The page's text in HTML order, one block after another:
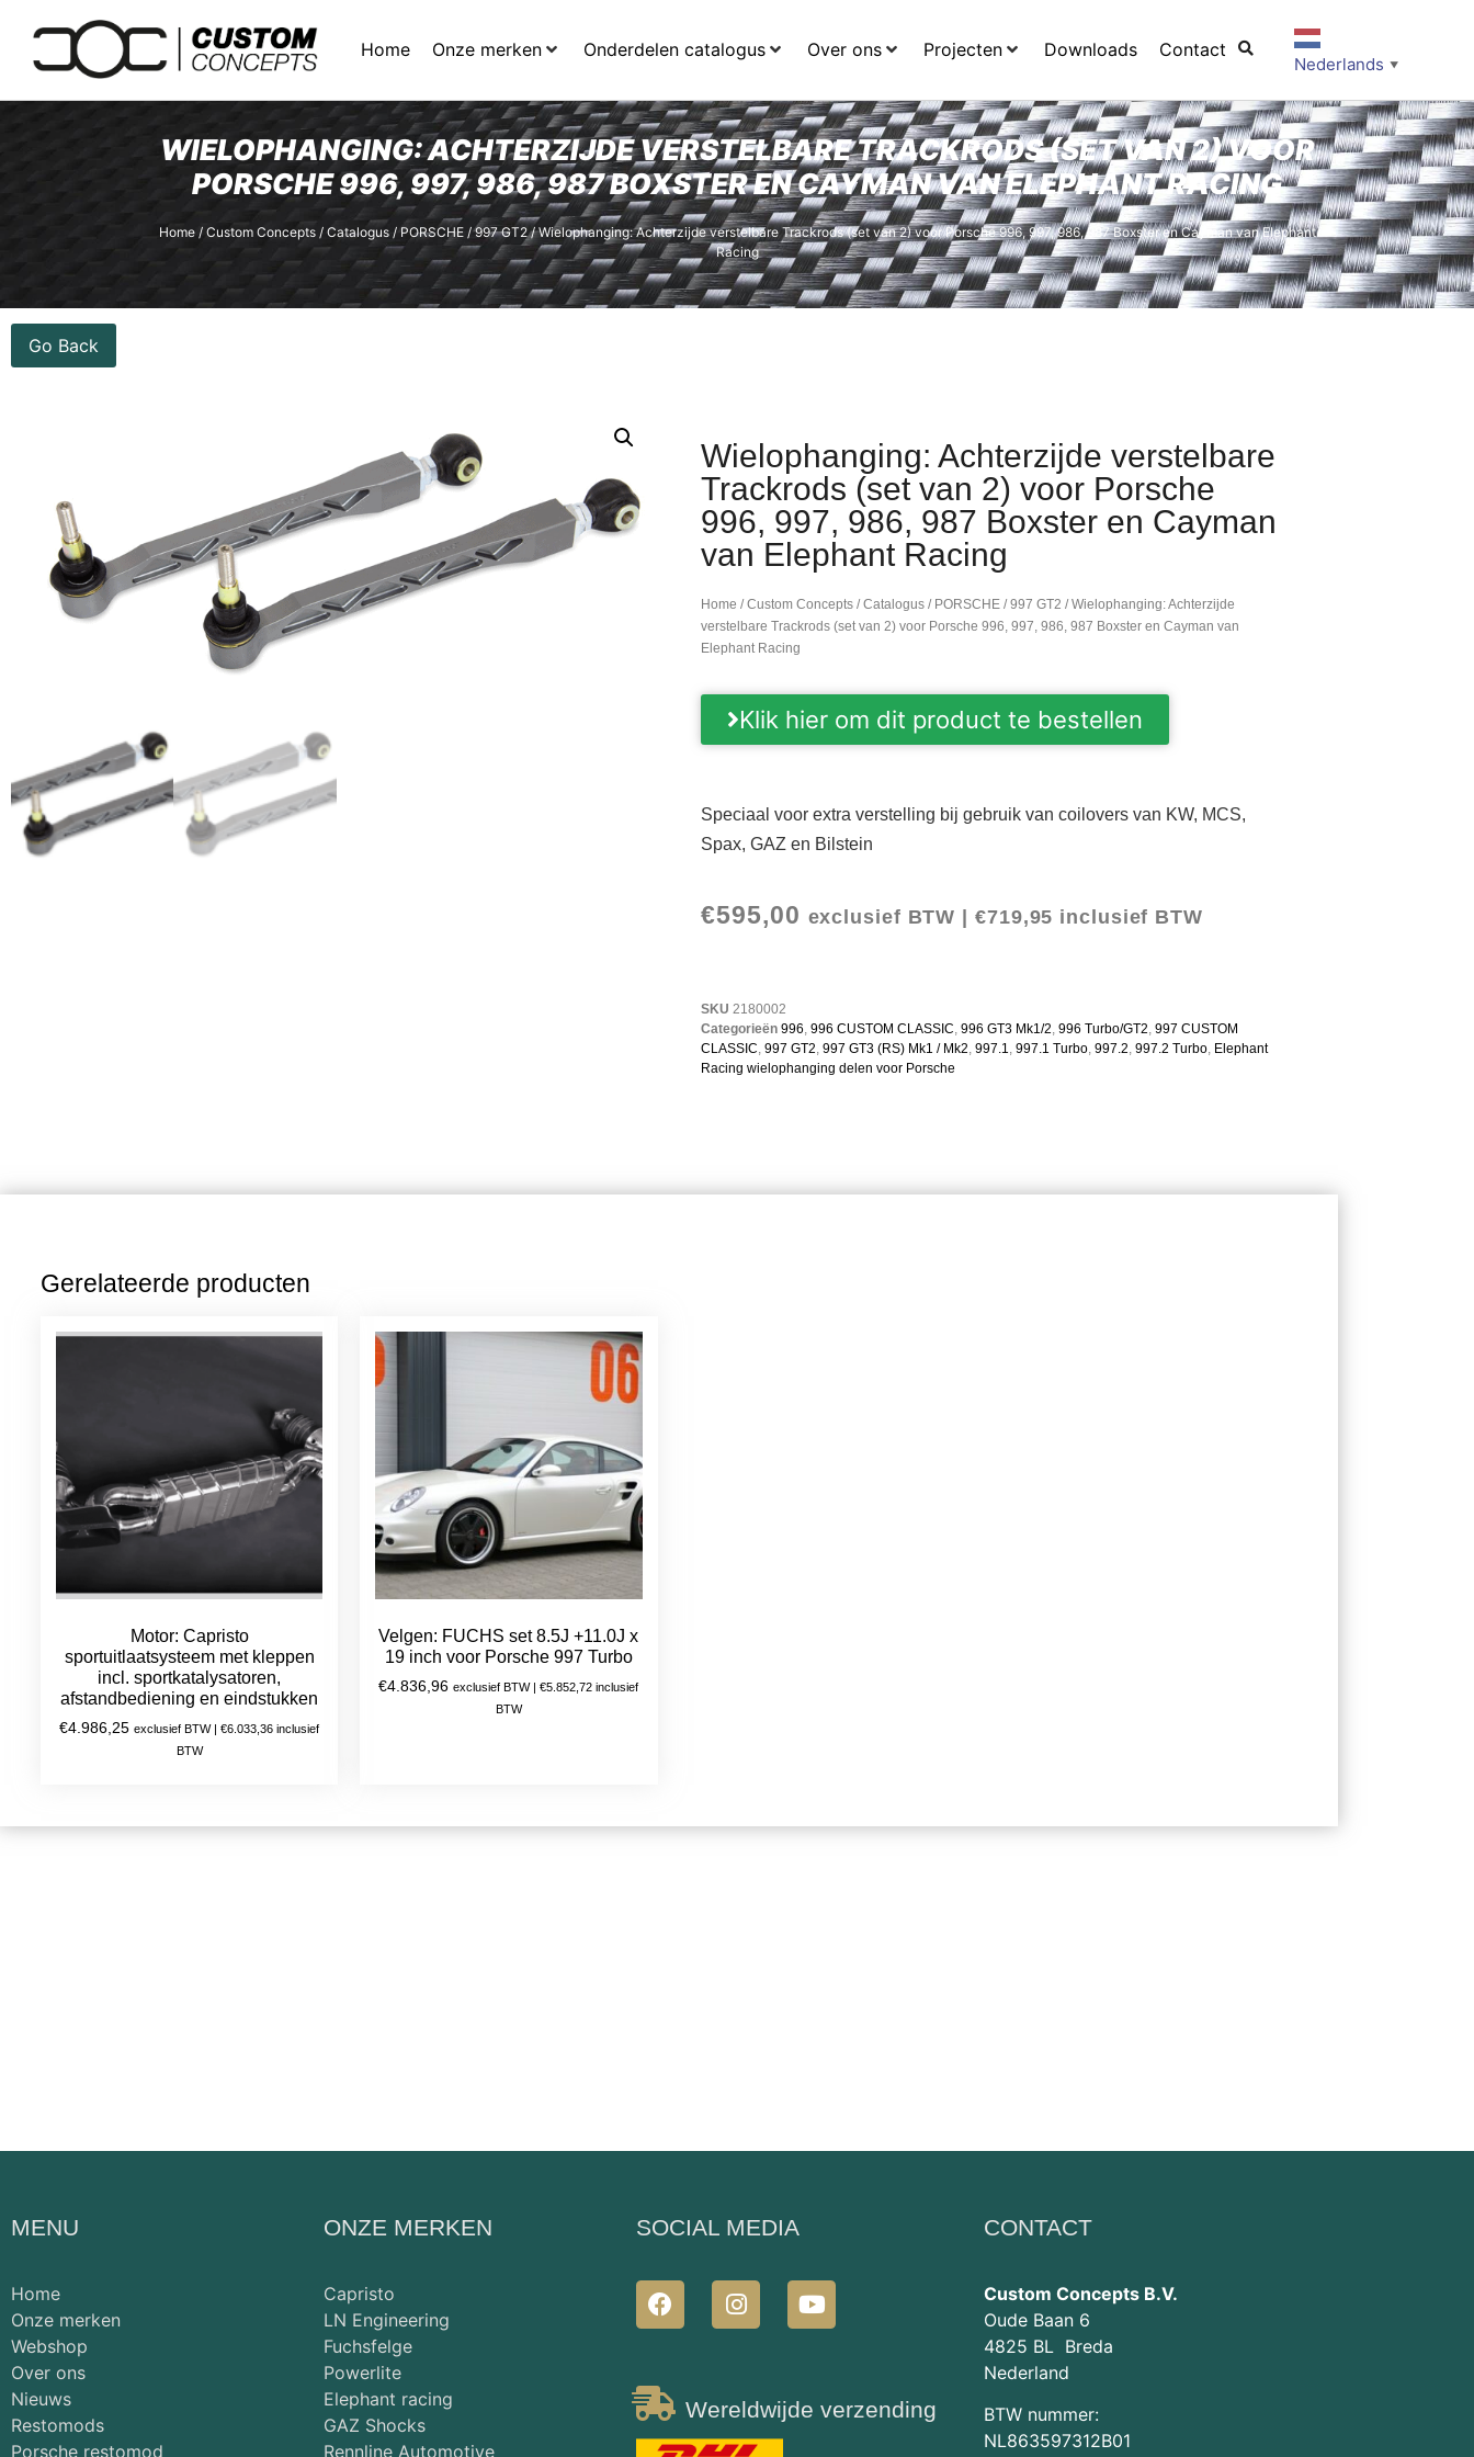
Home Onze merken Onderdelen catalogus Over ons Projecten Downloads Contact
Nederlands ▼
WIELOPHANGING: ACHTERZIJDE VERSTELBARE TRACKRODS (SET VAN 2) VOOR
PORSCHE 996, 997, 986, 987 BOXSTER EN CAYMAN VAN ELEPHANT RACING
Home/ Custom Concepts/ Catalogus/ PORSCHE/997 GT2/ Wielophanging: Achterzijde verstelbare Trackrods (set van 2) voor Porsche 996, 997, 986, 987 Boxster en Cayman van Elephant
Racing
Go Back
Wielophanging: Achterzijde verstelbare
Trackrods (set van 2) voor Porsche
996, 997, 986, 987 Boxster en Cayman
van Elephant Racing
Home /Custom Concepts /Catalogus / PORSCHE /997 GT2 / Wielophanging: Achterzijde
verstelbare Trackrods (set van 2) voor Porsche 996, 997, 986, 987 Boxster en Cayman van
Elephant Racing
Klik hier om dit product te bestellen
Speciaal voor extra verstelling bij gebruik van coilovers van KW, MCS,
Spax, GAZ en Bilstein
€595,00 exclusief BTW | €719,95 inclusief BTW
SKU2180002
Categorieën 996,996 CUSTOM CLASSIC,996 GT3 Mk1/2,996 Turbo/GT2,997 CUSTOM
CLASSIC,997 GT2,997 GT3 (RS) Mk1 / Mk2,997.1,997.1 Turbo,997.2,997.2 Turbo, Elephant
Racing wielophanging delen voor Porsche
Gerelateerde producten
Motor: Capristo
sportuitlaatsysteem met kleppen
incl. sportkatalysatoren,
afstandbediening en eindstukken
€4.986,25 exclusief BTW |€6.033,36 inclusief
BTW
Velgen: FUCHS set 8.5J +11.0J x
19 inch voor Porsche 997 Turbo
€4.836,96 exclusief BTW |€5.852,72 inclusief
BTW
MENU
Home
Onze merken
Webshop
Over ons
Nieuws
Restomods
Porsche restomod
ONZE MERKEN
Capristo
LN Engineering
Fuchsfelge
Powerlite
Elephant racing
GAZ Shocks
Rennline Automotive
SOCIAL MEDIA
Wereldwijde verzending
CONTACT
Custom Concepts B.V.
Oude Baan 6
4825 BL Breda
Nederland
BTW nummer:
NL863597312B01